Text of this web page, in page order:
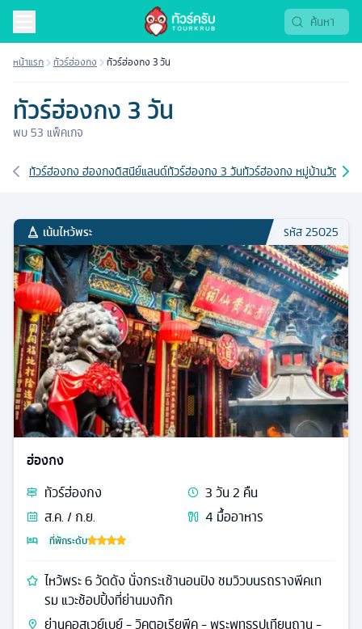
หน้าแรก ทัวร์ฮ่องกง ทัวร์ฮ่องกง 3 วัน
ทัวร์ฮ่องกง 3 วัน
พบ53 แพ็คเกจ
เส้นทางที่เกี่ยวข้อง
ทัวร์ฮ่องกง ฮ่องกงดิสนีย์แลนด์ทัวร์ฮ่องกง 3 วันทัวร์ฮ่องกง หมู่บ้านวัฒนธ
เน้นไหว้พระ รหัส25025
ฮ่องกง
ทัวร์ฮ่องกง 3วัน2 คืน
ส.ค. / ก.ย.
4 มื้ออาหาร
ที่พักระดับ
ไหว้พระ 6 วัดดัง นั่งกระเช้านอนปิง ชมวิวบนรถรางพีคเท
รม แวะช้อปปิ้งที่ย่านมงก๊ก
ย่านคอสเวย์เบย์ - วิคตอเรียพีค - พระพุทธรูปเทียนถาน -